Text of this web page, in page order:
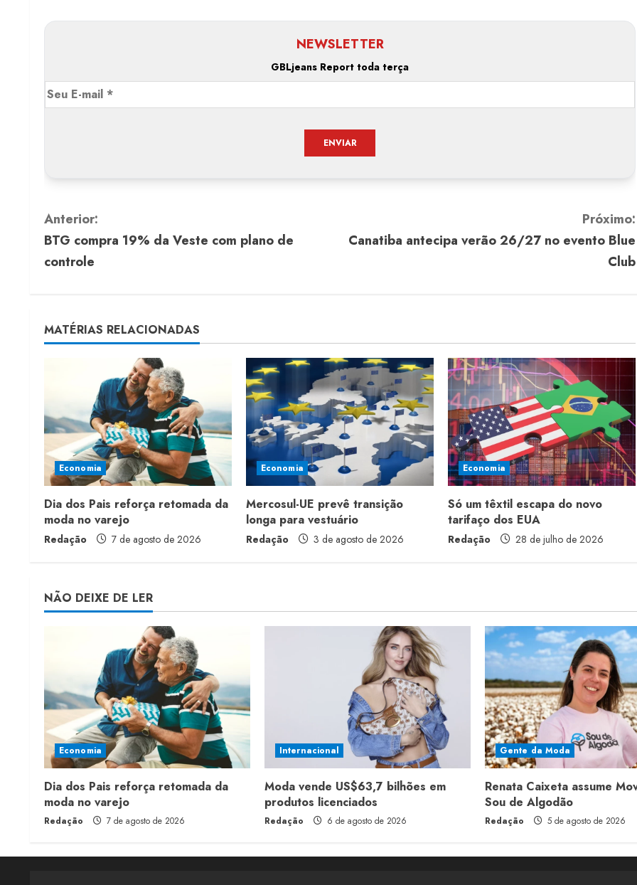
NEWSLETTER
GBLjeans Report toda terça
C
o
i
u
e
R
e
a
d
n
Anterior:
BTG compra 19% da Veste com plano de
controle
Próximo:
Canatiba antecipa verão 26/27 no evento Blue
Club
MATÉRIAS RELACIONADAS
Economia
Dia dos Pais reforça retomada da
moda no varejo
Redação 7 de agosto de 2026
Economia
Mercosul-UE prevê transição
longa para vestuário
Redação 3 de agosto de 2026
Economia
Só um têxtil escapa do novo
tarifaço dos EUA
Redação 28 de julho de 2026
NÃO DEIXE DE LER
Economia
Dia dos Pais reforça retomada da
moda no varejo
Redação 7 de agosto de 2026
Internacional
Moda vende US$63,7 bilhões em
produtos licenciados
Redação 6 de agosto de 2026
Gente da Moda
Renata Caixeta assume
Sou de Algodão
Redação 5 de agosto de 2026